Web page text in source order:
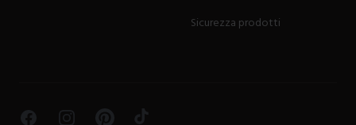
Sicurezza prodotti
FacebookInstagramPinterestTikTok